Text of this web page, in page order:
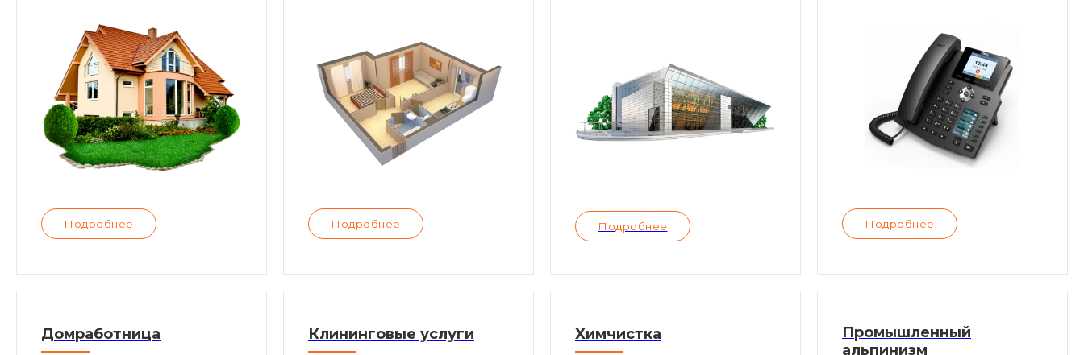
Подробнее Подробнее Подробнее Подробнее
Домработница Клининговые услуги Химчистка
Промышленный
альпинизм